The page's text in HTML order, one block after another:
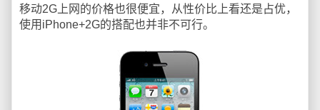
移动2G上网的价格也很便宜，从性价比上看还是占优，
使用iPhone+2G的搭配也并非不可行。